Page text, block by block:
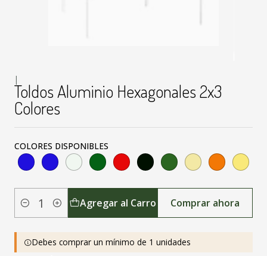
|
Toldos Aluminio Hexagonales 2x3
Colores
COLORES DISPONIBLES
Cantidad Agregar al Carro Comprar ahora
Debes comprar un mínimo de 1 unidades